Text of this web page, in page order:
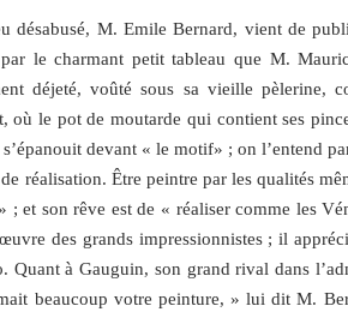
désabusé, M. Emile Bernard, vient de
le charmant petit tableau que M.
déjeté, voûté sous sa vieille pèlerine,
où le pot de moutarde qui contient ses
devant « le motif» ; on l’entend
réalisation. Être peintre par les qualités
et son rêve est de « réaliser comme les
des grands impressionnistes ; il
Quant à Gauguin, son grand rival dans
beaucoup votre peinture, » lui dit M.